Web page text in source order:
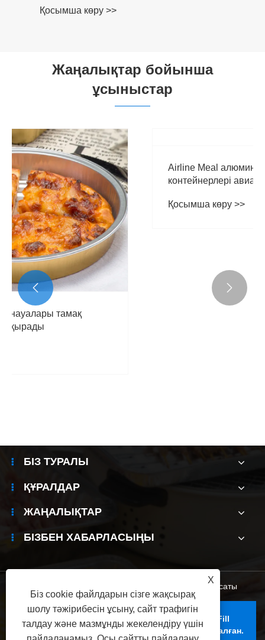
Жаңалықтар бойынша
ұсыныстар
 
БІЗ ТУРАЛЫ
ҚҰРАЛДАР
ЖАҢАЛЫҚТАР
БІЗБЕН ХАБАРЛАСЫҢЫ
Құпиялылық саясаты
Copyright © 2025 Foshan Yunchu Aluminum Fill
Technology Co. Co., Ltd. Барлық құқықтар қорғалған.
X
Біз cookie файлдарын сізге жақсырақ
шолу тәжірибесін ұсыну, сайт трафигін
талдау және мазмұнды жекелендіру үшін